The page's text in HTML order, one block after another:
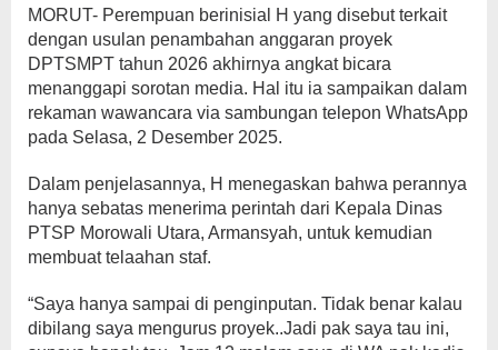
MORUT- Perempuan berinisial H yang disebut terkait
dengan usulan penambahan anggaran proyek
DPTSMPT tahun 2026 akhirnya angkat bicara
menanggapi sorotan media. Hal itu ia sampaikan dalam
rekaman wawancara via sambungan telepon WhatsApp
pada Selasa, 2 Desember 2025.
Dalam penjelasannya, H menegaskan bahwa perannya
hanya sebatas menerima perintah dari Kepala Dinas
PTSP Morowali Utara, Armansyah, untuk kemudian
membuat telaahan staf.
“Saya hanya sampai di penginputan. Tidak benar kalau
dibilang saya mengurus proyek..Jadi pak saya tau ini,